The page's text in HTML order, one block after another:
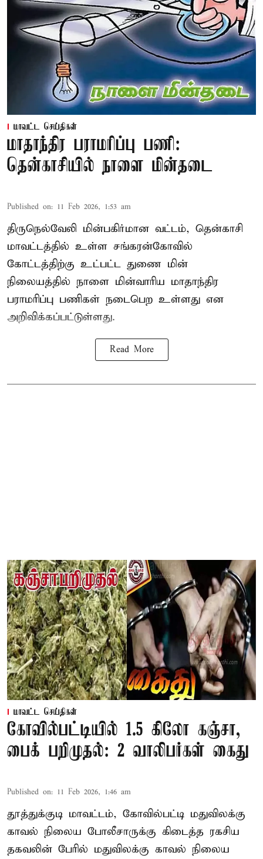
மாவட்ட செய்திகள்
மாதாந்திர பராமரிப்பு பணி:
தென்காசியில் நாளை மின்தடை
Published on: 11 Feb 2026, 1:53 am
திருநெல்வேலி மின்பகிர்மான வட்டம், தென்காசி
மாவட்டத்தில் உள்ள சங்கரன்கோவில்
கோட்டத்திற்கு உட்பட்ட துணை மின்
நிலையத்தில் நாளை மின்வாரிய மாதாந்திர
பராமரிப்பு பணிகள் நடைபெற உள்ளது என
அறிவிக்கப்பட்டுள்ளது.
Read More
மாவட்ட செய்திகள்
கோவில்பட்டியில் 1.5 கிலோ கஞ்சா,
பைக் பறிமுதல்: 2 வாலிபர்கள் கைது
Published on: 11 Feb 2026, 1:46 am
தூத்துக்குடி மாவட்டம், கோவில்பட்டி மதுவிலக்கு
காவல் நிலைய போலீசாருக்கு கிடைத்த ரகசிய
தகவலின் பேரில் மதுவிலக்கு காவல் நிலைய